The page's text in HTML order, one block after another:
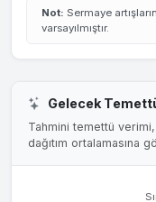
Not: Sermaye
varsayılmıştır.
Gelecek
Tahmini temettü
dağıtım ortalamasına